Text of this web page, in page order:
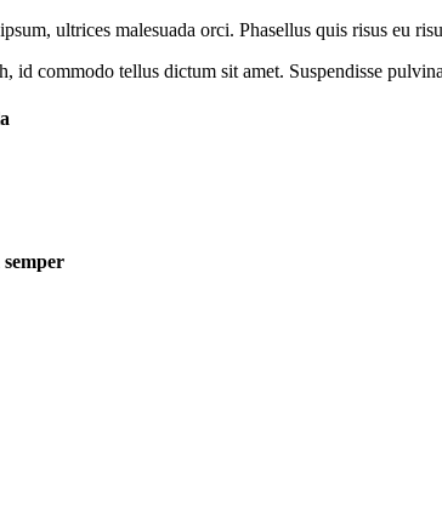
ultrices malesuada orci. Phasellus quis risus eu
id commodo tellus dictum sit amet. Suspendisse